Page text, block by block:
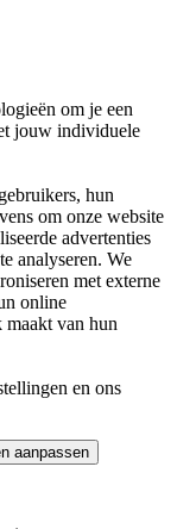
om je een
jouw individuele
hun
om onze website
advertenties
analyseren. We
met externe
online
maakt van hun
en ons
aanpassen